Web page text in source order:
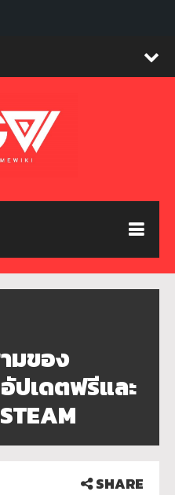
มของ
อัปเดตฟรีและ
SHARE